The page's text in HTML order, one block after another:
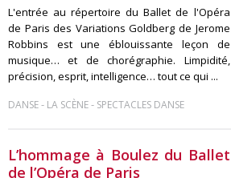
L'entrée au répertoire du Ballet de l'Opéra
de Paris des Variations Goldberg de Jerome
Robbins est une éblouissante leçon de
musique… et de chorégraphie. Limpidité,
précision, esprit, intelligence… tout ce qui ...
DANSE- LA SCÈNE- SPECTACLES DANSE
L’hommage à Boulez du Ballet
de l’Opéra de Paris